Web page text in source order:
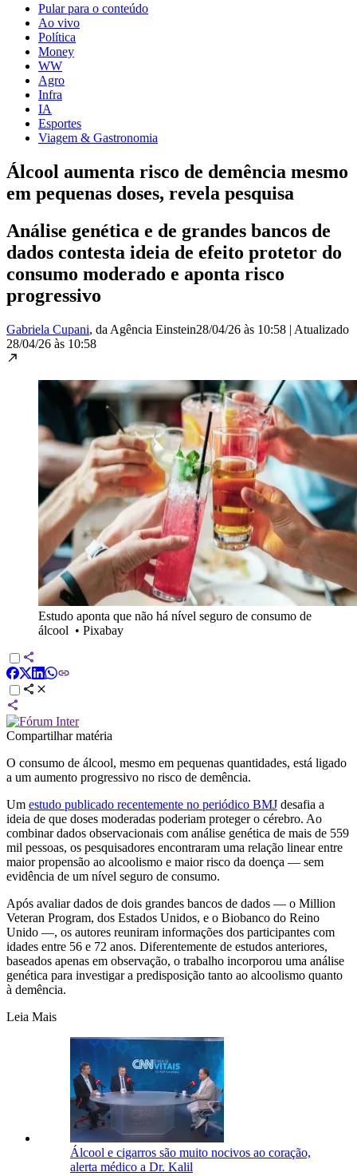
Pular para o conteúdo
Ao vivo
Política
Money
WW
Agro
Infra
IA
Esportes
Viagem & Gastronomia
Álcool aumenta risco de demência mesmo
em pequenas doses, revela pesquisa
Análise genética e de grandes bancos de
dados contesta ideia de efeito protetor do
consumo moderado e aponta risco
progressivo
Gabriela Cupani, da Agência Einstein28/04/26 às 10:58 | Atualizado
28/04/26 às 10:58
Estudo aponta que não há nível seguro de consumo de
álcool • Pixabay
Compartilhar matéria
O consumo de álcool, mesmo em pequenas quantidades, está ligado
a um aumento progressivo no risco de demência.
Um estudo publicado recentemente no periódico BMJ desafia a
ideia de que doses moderadas poderiam proteger o cérebro. Ao
combinar dados observacionais com análise genética de mais de 559
mil pessoas, os pesquisadores encontraram uma relação linear entre
maior propensão ao alcoolismo e maior risco da doença — sem
evidência de um nível seguro de consumo.
Após avaliar dados de dois grandes bancos de dados — o Million
Veteran Program, dos Estados Unidos, e o Biobanco do Reino
Unido —, os autores reuniram informações dos participantes com
idades entre 56 e 72 anos. Diferentemente de estudos anteriores,
baseados apenas em observação, o trabalho incorporou uma análise
genética para investigar a predisposição tanto ao alcoolismo quanto
à demência.
Leia Mais
Álcool e cigarros são muito nocivos ao coração,
alerta médico a Dr. Kalil